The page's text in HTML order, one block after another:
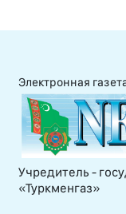
Электронная
Учредитель -
«Туркменгаз»